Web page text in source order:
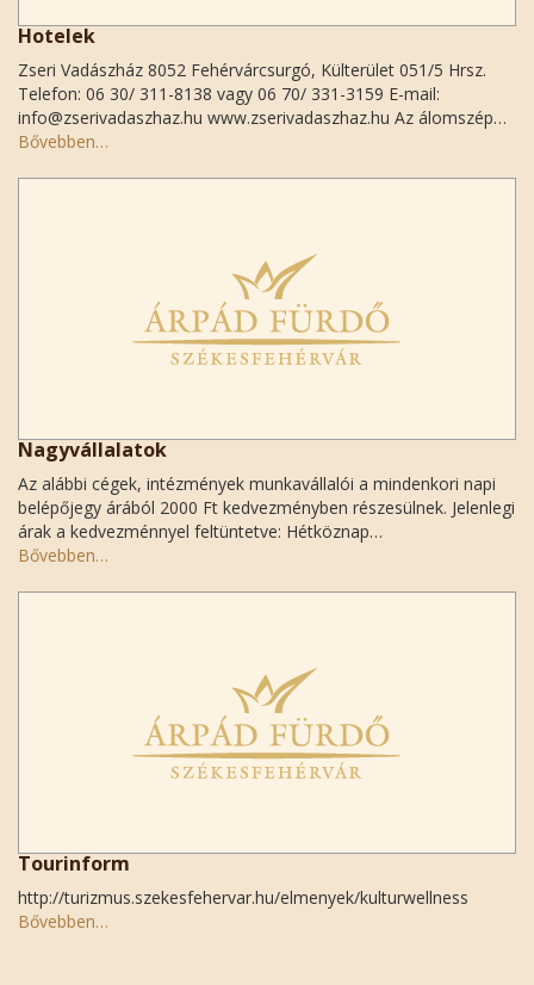
Hotelek
Zseri Vadászház 8052 Fehérvárcsurgó, Külterület 051/5 Hrsz.
Telefon: 06 30/ 311-8138 vagy 06 70/ 331-3159 E-mail:
info@zserivadaszhaz.hu www.zserivadaszhaz.hu Az álomszép…
Bővebben…
Nagyvállalatok
Az alábbi cégek, intézmények munkavállalói a mindenkori napi
belépőjegy árából 2000 Ft kedvezményben részesülnek. Jelenlegi
árak a kedvezménnyel feltüntetve: Hétköznap…
Bővebben…
Tourinform
http://turizmus.szekesfehervar.hu/elmenyek/kulturwellness
Bővebben…